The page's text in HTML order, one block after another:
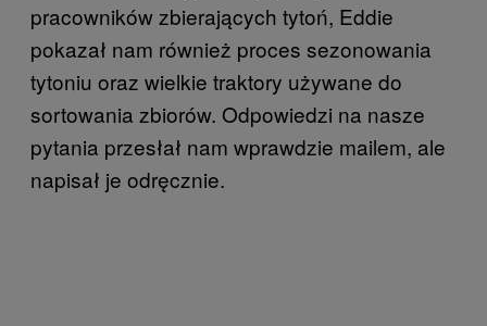
pracowników zbierających tytoń, Eddie
pokazał nam również proces sezonowania
tytoniu oraz wielkie traktory używane do
sortowania zbiorów. Odpowiedzi na nasze
pytania przesłał nam wprawdzie mailem, ale
napisał je odręcznie.